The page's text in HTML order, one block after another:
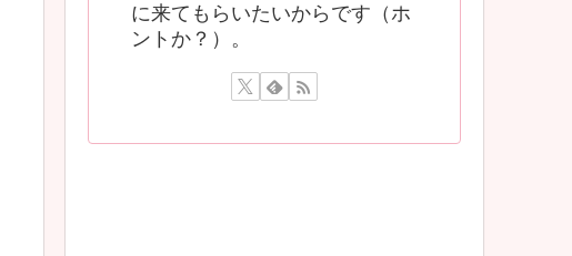
に来てもらいたいからです（ホ
ントか？）。